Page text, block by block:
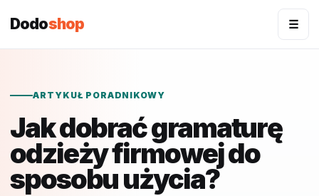
Dodoshop ☰
ARTYKUŁ PORADNIKOWY
Jak dobrać gramaturę
odzieży firmowej do
sposobu użycia?